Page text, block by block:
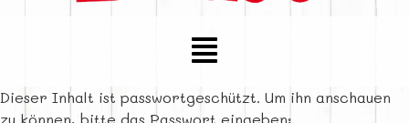
Dieser Inhalt ist passwortgeschützt. Um ihn anschauen